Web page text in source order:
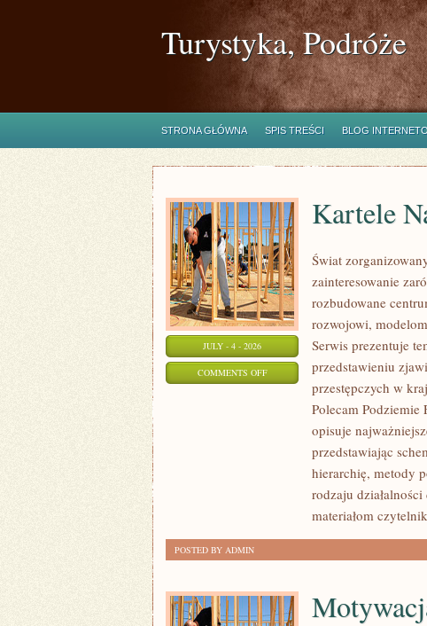
Turystyka, Podróże
STRONA GŁÓWNA SPIS TREŚCI BLOG
JULY - 4 - 2026
COMMENTS OFFON
NARKOTYKOWE
Kartele
Świat
zainteresowanie
rozbudowane
rozwojowi,
Serwis prezentuje
przedstawieniu
przestępczych w
Polecam Podziemie
opisuje
przedstawiając
hierarchię, metody
rodzaju
materiałom
POSTED BY ADMIN